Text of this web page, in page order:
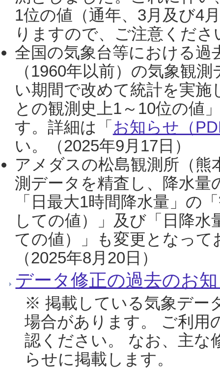
1位の値（通年、3月及び4
りますので、ご注意くだ
全国の気象台等における過
（1960年以前）の気象観
い期間で改めて統計を実
との観測史上1～10位の値
す。詳細は「 お知らせ（
い。（2025年9月17日）
アメダスの松島観測所（熊
測データを精査し、降水
「日最大1時間降水量」の
しての値）」及び「日降
ての値）」も変更となっ
（2025年8月20日）
データ修正の過去のお
※ 掲載している気象デー
場合があります。 ご利用
認ください。 なお、主な
らせに掲載します。